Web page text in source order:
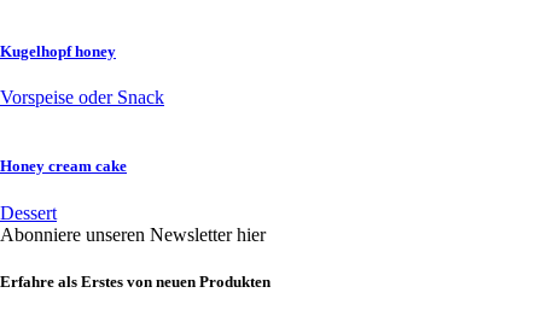
Kugelhopf honey
Vorspeise oder Snack
Honey cream cake
Dessert
Abonniere unseren Newsletter hier
Erfahre als Erstes von neuen Produkten